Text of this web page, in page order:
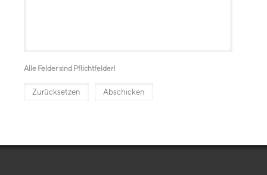
Alle Felder sind Pflichtfelder!
Zurücksetzen Abschicken